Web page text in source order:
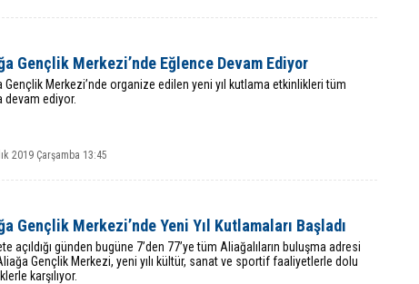
Gençlik Merkezi’nde Eğlence Devam Ediyor
Gençlik Merkezi’nde organize edilen yeni yıl kutlama etkinlikleri tüm
devam ediyor.
2019 Çarşamba 13:45
Gençlik Merkezi’nde Yeni Yıl Kutlamaları Başladı
açıldığı günden bugüne 7’den 77’ye tüm Aliağalıların buluşma adresi
Gençlik Merkezi, yeni yılı kültür, sanat ve sportif faaliyetlerle dolu
karşılıyor.